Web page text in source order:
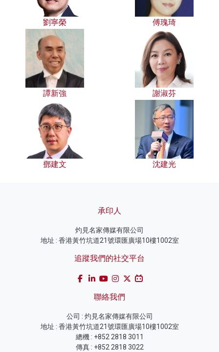
劉寧榮 傅瑰琦
譚新強 謝淑芬
鄧建文 沈建光
承印人
灼見名家傳媒有限公司
地址 : 香港黃竹坑道21號環匯廣場10樓1002室
追蹤我們的社交平台
聯絡我們
公司 : 灼見名家傳媒有限公司
地址 : 香港黃竹坑道21號環匯廣場10樓1002室
總機 : +852 2818 3011
傳真 : +852 2818 3022